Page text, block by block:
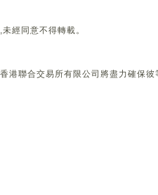
經同意不得轉載。
港聯合交易所有限公司將盡力確保